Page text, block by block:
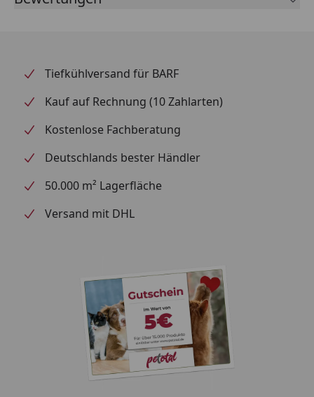
Während der Behandlung nicht über Aktivkohle
mit Vorsicht anwenden. Vor Gebrauch stets
die Dosierung und weitere Hinweise bitte das Etikett
unserer AlguMin Flaschen auf der Rückseite unten
Tiefkühlversand für BARF
Kauf auf Rechnung (10 Zahlarten)
Kostenlose Fachberatung
Deutschlands bester Händler
50.000 m² Lagerfläche
Versand mit DHL